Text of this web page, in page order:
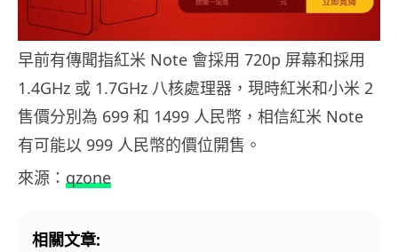
早前有傳聞指紅米 Note 會採用 720p 屏幕和採用
1.4GHz 或 1.7GHz 八核處理器，現時紅米和小米 2
售價分別為 699 和 1499 人民幣，相信紅米 Note
有可能以 999 人民幣的價位開售。
來源： qzone
相關文章: